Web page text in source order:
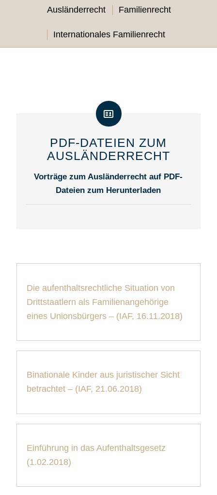
Ausländerrecht Familienrecht
Internationales Familienrecht
PDF-DATEIEN ZUM
AUSLÄNDERRECHT
Vorträge zum Ausländerrecht auf PDF-
Dateien zum Herunterladen
Die aufenthaltsrechtliche Situation von
Drittstaatlern als Familienangehörige
eines Unionsbürgers – (IAF, 16.11.2018)
Binationale Kinder aus juristischer Sicht
betrachtet – (IAF, 21.06.2018)
Einführung in das Aufenthaltsgesetz
(1.02.2018)